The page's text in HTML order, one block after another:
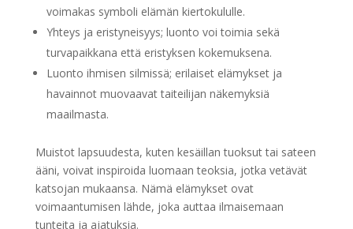
voimakas symboli elämän kiertokululle.
Yhteys ja eristyneisyys; luonto voi toimia sekä
turvapaikkana että eristyksen kokemuksena.
Luonto ihmisen silmissä; erilaiset elämykset ja
havainnot muovaavat taiteilijan näkemyksiä
maailmasta.
Muistot lapsuudesta, kuten kesäillan tuoksut tai sateen
ääni, voivat inspiroida luomaan teoksia, jotka vetävät
katsojan mukaansa. Nämä elämykset ovat
voimaantumisen lähde, joka auttaa ilmaisemaan
tunteita ja ajatuksia.